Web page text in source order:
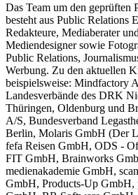
Das Team um den
besteht aus Public Relations
Redakteure, Mediaberater
Mediendesigner sowie
Public Relations,
Werbung. Zu den aktuellen
beispielsweise: Mindfactory
Landesverbände des DRK
Thüringen, Oldenburg und
A/S, Bundesverband
Berlin, Molaris GmbH (Der
fefa Reisen GmbH, ODS -
FIT GmbH, Brainworks
medienakademie GmbH,
GmbH, Products-Up